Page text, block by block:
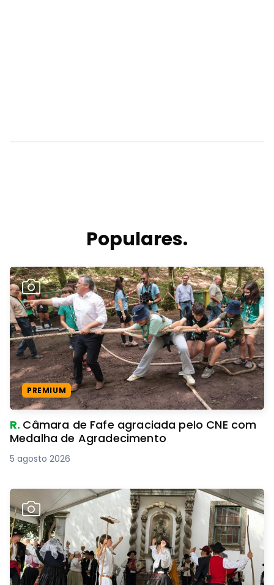
Populares.
PREMIUM
R. Câmara de Fafe agraciada pelo CNE com
Medalha de Agradecimento
5 agosto 2026